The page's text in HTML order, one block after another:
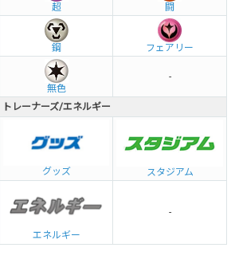
超 闘
鋼 フェアリー
無色
-
トレーナーズ/エネルギー
グッズ スタジアム
エネルギー
-